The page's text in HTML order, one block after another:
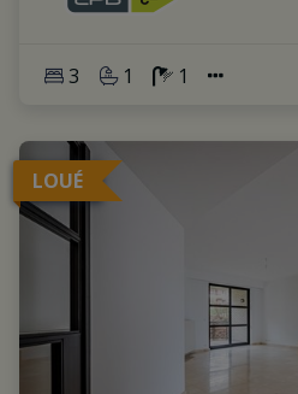
3 1 1
LOUÉ